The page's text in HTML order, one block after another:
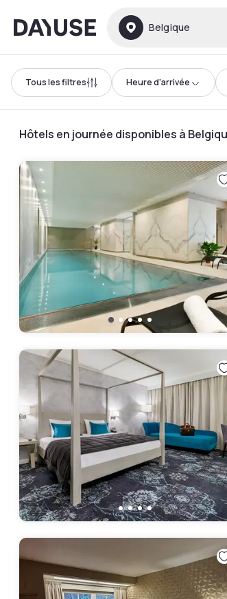
Dayuse Belgique
Tous les filtres Heure d'arrivée
Hôtels en journée disponibles à